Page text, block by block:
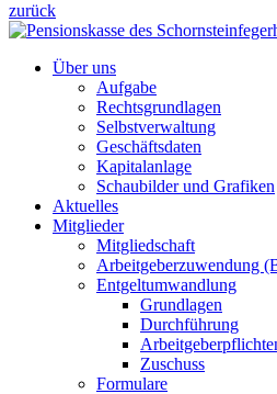
zurück
Über uns
Aufgabe
Rechtsgrundlagen
Selbstverwaltung
Geschäftsdaten
Kapitalanlage
Schaubilder und Grafiken
Aktuelles
Mitglieder
Mitgliedschaft
Arbeitgeberzuwendung
Entgeltumwandlung
Grundlagen
Durchführung
Zuschuss
Formulare